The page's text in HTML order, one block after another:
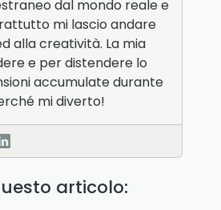
dal mondo reale e
mi lascio andare
alla creatività. La mia
e per distendere lo
accumulate durante
mi diverto!
articolo: